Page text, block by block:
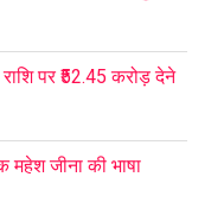
पर ₹52.45 करोड़ देने
महेश जीना की भाषा